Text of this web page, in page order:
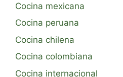
Cocina mexicana
Cocina peruana
Cocina chilena
Cocina colombiana
Cocina internacional